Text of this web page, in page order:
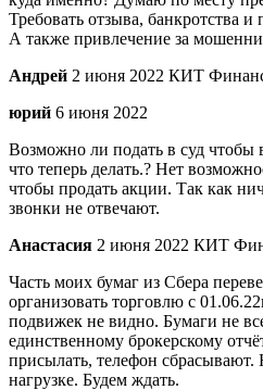
Требовать отзыва, банкротства и
А также привлечение за
Андрей 2 июня 2022 КИТ
юрий 6 июня 2022
Возможно ли подать в суд чтобы
что теперь делать.? Нет
чтобы продать акции. Так как
звонки не отвечают.
Анастасия 2 июня 2022 КИТ
Часть моих бумаг из Сбера
организовать торговлю с
подвижек не видно. Бумаги не
единственному брокерскому
присылать, телефон сбрасывают.
нагрузке. Будем ждать.